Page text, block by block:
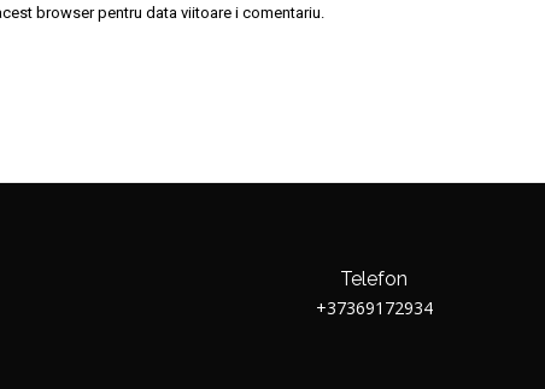
browser pentru data viitoare i comentariu.
Telefon
+37369172934